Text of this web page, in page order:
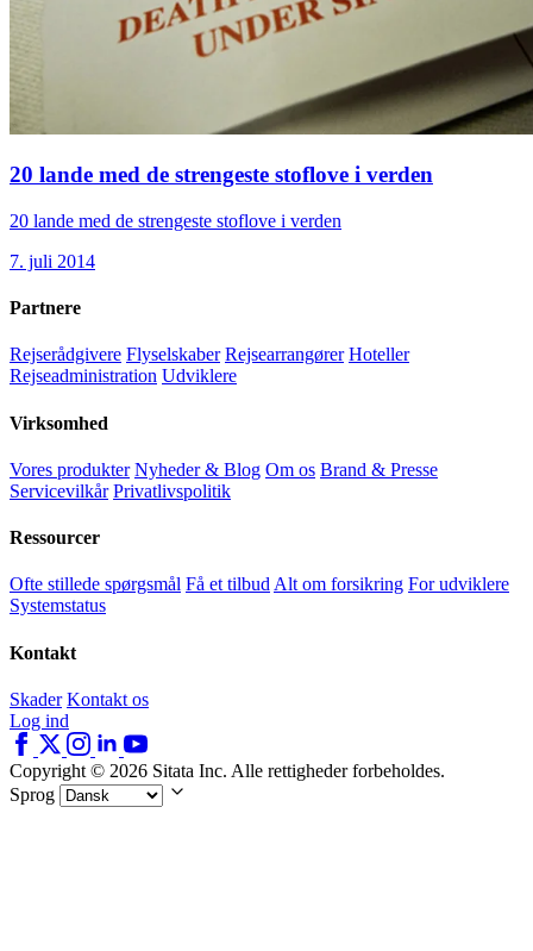
20 lande med de strengeste stoflove i verden
20 lande med de strengeste stoflove i verden
7. juli 2014
Partnere
Rejserådgivere Flyselskaber Rejsearrangører Hoteller
Rejseadministration Udviklere
Virksomhed
Vores produkter Nyheder & Blog Om os Brand & Presse
Servicevilkår Privatlivspolitik
Ressourcer
Ofte stillede spørgsmål Få et tilbudAlt om forsikring For udviklere
Systemstatus
Kontakt
Skader Kontakt os
Log ind
Copyright © 2026 Sitata Inc. Alle rettigheder forbeholdes.
Sprog